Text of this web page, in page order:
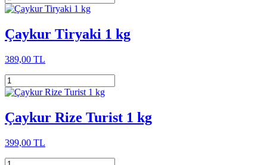
Çaykur Tiryaki 1 kg
389,00 TL
Çaykur Rize Turist 1 kg
399,00 TL